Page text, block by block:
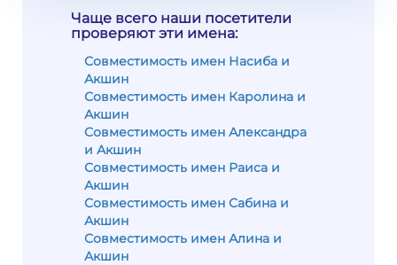
Чаще всего наши посетители
проверяют эти имена:
Совместимость имен Насиба и
Акшин
Совместимость имен Каролина и
Акшин
Совместимость имен Александра
и Акшин
Совместимость имен Раиса и
Акшин
Совместимость имен Сабина и
Акшин
Совместимость имен Алина и
Акшин